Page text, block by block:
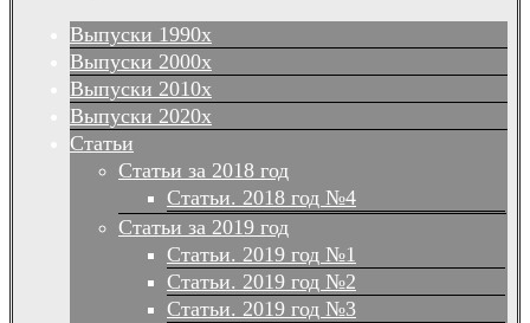
Выпуски 1990х
Выпуски 2000х
Выпуски 2010х
Выпуски 2020х
Статьи
Статьи за 2018 год
Статьи. 2018 год №4
Статьи за 2019 год
Статьи. 2019 год №1
Статьи. 2019 год №2
Статьи. 2019 год №3